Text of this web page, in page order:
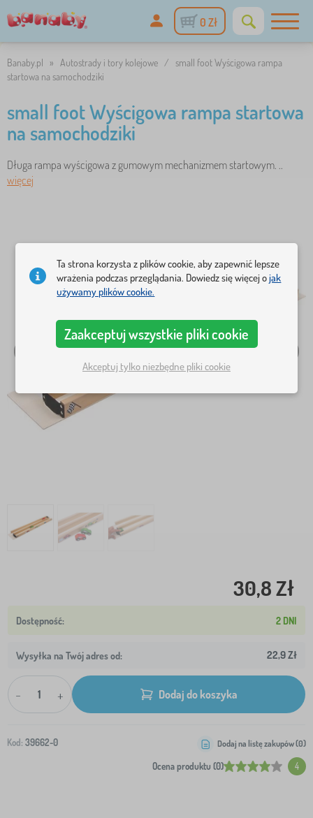
0 Zł
Banaby.pl » Autostrady i tory kolejowe /
small foot Wyścigowa rampa
startowa na samochodziki
small foot Wyścigowa rampa startowa
na samochodziki
Długa rampa wyścigowa z gumowym mechanizmem startowym. ..
więcej
30,8 Zł
2 DNI
Wysyłka na Twój adres od: 22,9 Zł
- + Dodaj do koszyka
Kod: 39662-0
Ocena produktu (0) 4
Dodaj na listę zakupów (0)
Ta strona korzysta z plików cookie, aby zapewnić lepsze
wrażenia podczas przeglądania. Dowiedz się więcej ojak
używamy plików cookie.
Zaakceptuj wszystkie pliki cookie
Akceptuj tylko niezbędne pliki cookie